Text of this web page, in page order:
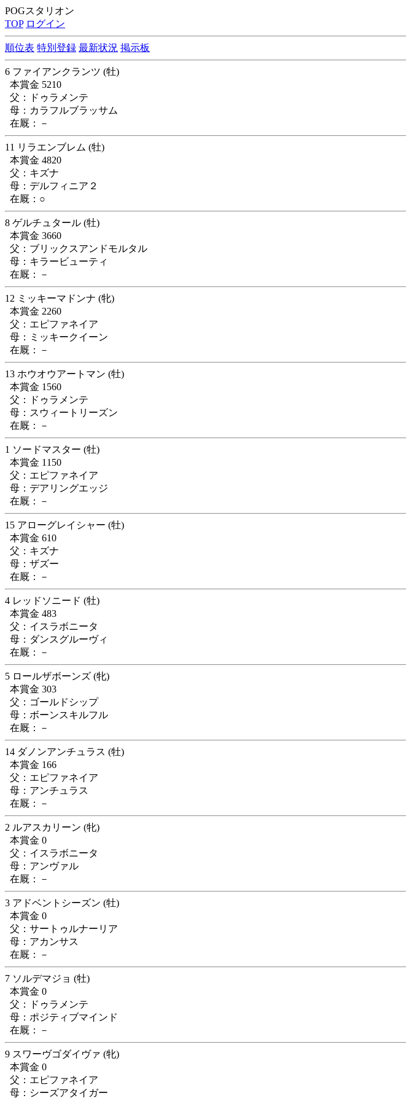
POGスタリオン
TOP ログイン
順位表 特別登録 最新状況 掲示板
6 ファイアンクランツ (牡)
本賞金 5210
父：ドゥラメンテ
母：カラフルブラッサム
在厩：－
11 リラエンブレム (牡)
本賞金 4820
父：キズナ
母：デルフィニア２
在厩：○
8 ゲルチュタール (牡)
本賞金 3660
父：ブリックスアンドモルタル
母：キラービューティ
在厩：－
12 ミッキーマドンナ (牝)
本賞金 2260
父：エピファネイア
母：ミッキークイーン
在厩：－
13 ホウオウアートマン (牡)
本賞金 1560
父：ドゥラメンテ
母：スウィートリーズン
在厩：－
1 ソードマスター (牡)
本賞金 1150
父：エピファネイア
母：デアリングエッジ
在厩：－
15 アローグレイシャー (牡)
本賞金 610
父：キズナ
母：ザズー
在厩：－
4 レッドソニード (牡)
本賞金 483
父：イスラボニータ
母：ダンスグルーヴィ
在厩：－
5 ロールザボーンズ (牝)
本賞金 303
父：ゴールドシップ
母：ボーンスキルフル
在厩：－
14 ダノンアンチュラス (牡)
本賞金 166
父：エピファネイア
母：アンチュラス
在厩：－
2 ルアスカリーン (牝)
本賞金 0
父：イスラボニータ
母：アンヴァル
在厩：－
3 アドベントシーズン (牡)
本賞金 0
父：サートゥルナーリア
母：アカンサス
在厩：－
7 ソルデマジョ (牡)
本賞金 0
父：ドゥラメンテ
母：ポジティブマインド
在厩：－
9 スワーヴゴダイヴァ (牝)
本賞金 0
父：エピファネイア
母：シーズアタイガー